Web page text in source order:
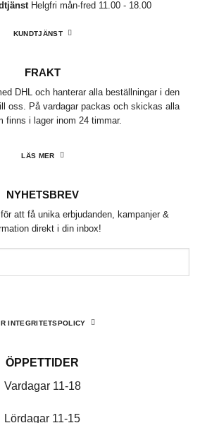
Helgfri mån-fred 11.00 - 18.00
KUNDTJÄNST
FRAKT
DHL och hanterar alla beställningar i den
oss. På vardagar packas och skickas alla
finns i lager inom 24 timmar.
LÄS MER
NYHETSBREV
att få unika erbjudanden, kampanjer &
direkt i din inbox!
INTEGRITETSPOLICY
ÖPPETTIDER
Vardagar 11-18
Lördagar 11-15